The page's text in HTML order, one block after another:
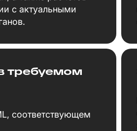
с актуальными
требуемом
соответствующем